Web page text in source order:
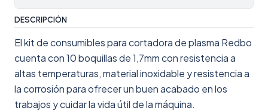
DESCRIPCIÓN
El kit de consumibles para cortadora de plasma Redbo
cuenta con 10 boquillas de 1,7mm con resistencia a
altas temperaturas, material inoxidable y resistencia a
la corrosión para ofrecer un buen acabado en los
trabajos y cuidar la vida útil de la máquina.